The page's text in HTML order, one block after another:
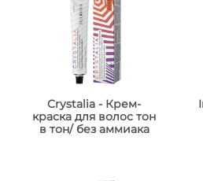
Crystalia - Крем-
краска для волос тон
в тон/ без аммиака